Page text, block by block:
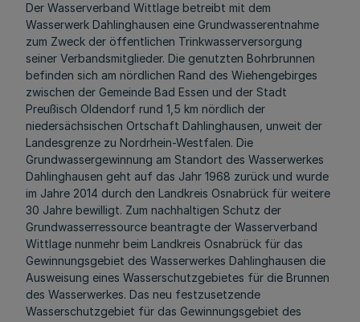
Der Wasserverband Wittlage betreibt mit dem
Wasserwerk Dahlinghausen eine Grundwasserentnahme
zum Zweck der öffentlichen Trinkwasserversorgung
seiner Verbandsmitglieder. Die genutzten Bohrbrunnen
befinden sich am nördlichen Rand des Wiehengebirges
zwischen der Gemeinde Bad Essen und der Stadt
Preußisch Oldendorf rund 1,5 km nördlich der
niedersächsischen Ortschaft Dahlinghausen, unweit der
Landesgrenze zu Nordrhein-Westfalen. Die
Grundwassergewinnung am Standort des Wasserwerkes
Dahlinghausen geht auf das Jahr 1968 zurück und wurde
im Jahre 2014 durch den Landkreis Osnabrück für weitere
30 Jahre bewilligt. Zum nachhaltigen Schutz der
Grundwasserressource beantragte der Wasserverband
Wittlage nunmehr beim Landkreis Osnabrück für das
Gewinnungsgebiet des Wasserwerkes Dahlinghausen die
Ausweisung eines Wasserschutzgebietes für die Brunnen
des Wasserwerkes. Das neu festzusetzende
Wasserschutzgebiet für das Gewinnungsgebiet des